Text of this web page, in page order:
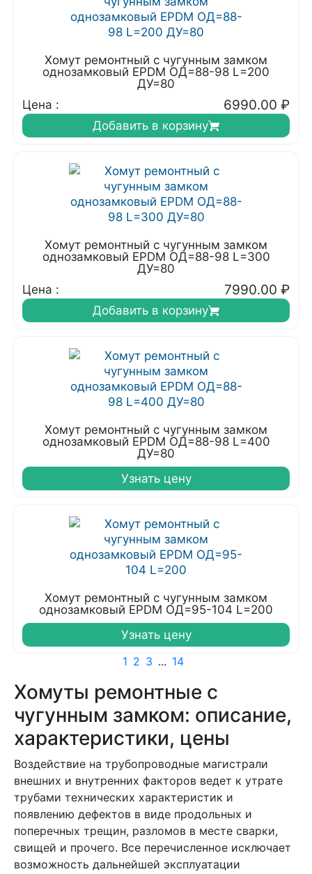
Хомут ремонтный с чугунным замком
однозамковый EPDM ОД=88-98 L=200
ДУ=80
Цена :
6990.00 ₽
Добавить в корзину
Хомут ремонтный с чугунным замком
однозамковый EPDM ОД=88-98 L=300
ДУ=80
Цена :
7990.00 ₽
Добавить в корзину
Хомут ремонтный с чугунным замком
однозамковый EPDM ОД=88-98 L=400
ДУ=80
Узнать цену
Хомут ремонтный с чугунным замком
однозамковый EPDM ОД=95-104 L=200
Узнать цену
1 2 3 ... 14
Хомуты ремонтные с
чугунным замком: описание,
характеристики, цены
Воздействие на трубопроводные магистрали
внешних и внутренних факторов ведет к утрате
трубами технических характеристик и
появлению дефектов в виде продольных и
поперечных трещин, разломов в месте сварки,
свищей и прочего. Все перечисленное исключает
возможность дальнейшей эксплуатации